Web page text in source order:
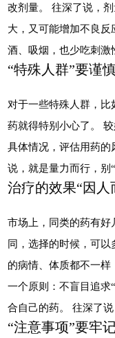
改剂量。 往深了说，
大，又可能增加不良
酒、吸烟，也少吃刺激
“特殊人群”要谨
对于一些特殊人群，
药就得特别小心了。
具体情况，评估用药
说，就是量力而行，别“
治疗的效果“因
市场上，同类的药有好
同，选择的时候，可以
的病情、体质都不一
一个原则：不盲目追求
合自己的药。 往深了说
“注意事项”要牢